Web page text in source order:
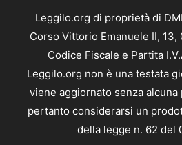
Leggilo.org di proprietà di
Corso Vittorio Emanuele II, 13,
Codice Fiscale e Partita
Leggilo.org non è una testata
viene aggiornato senza
pertanto considerarsi un
della legge n. 62 del